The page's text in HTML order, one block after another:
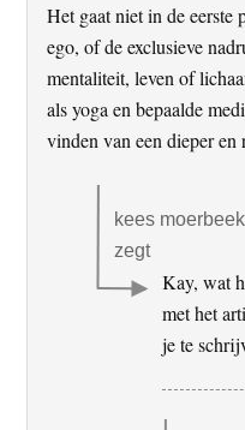
Het gaat niet in de eerste
ego, of de exclusieve
mentaliteit, leven of
als yoga en bepaalde
vinden van een dieper
kees moerbeek
zegt
Kay, wat
met het
je te